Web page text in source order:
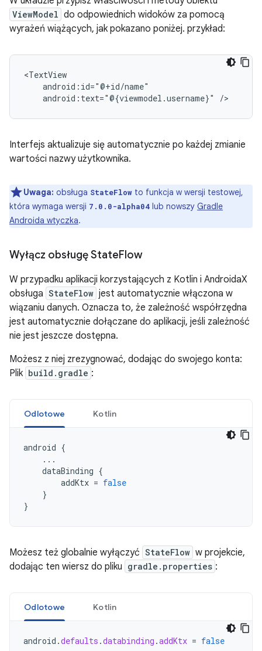
ViewModel do odpowiednich widoków za pomocą
wyrażeń wiążących, jak pokazano poniżej. przykład:
android:text="@{viewmodel.username}"
Interfejs aktualizuje się automatycznie po każdej zmianie
wartości nazwy użytkownika.
Uwaga: obsługa StateFlow to funkcja w wersji testowej,
która wymaga wersji 7.0.0-alpha04 lub nowszy Gradle
Androida wtyczka.
Wyłącz obsługę StateFlow
W przypadku aplikacji korzystających z Kotlin i AndroidaX
obsługa StateFlow jest automatycznie włączona w
wiązaniu danych. Oznacza to, że zależność współrzędna
jest automatycznie dołączane do aplikacji, jeśli zależność
nie jest jeszcze dostępna.
Możesz z niej zrezygnować, dodając do swojego konta:
Plik build.gradle :
Odlotowe Kotlin
android {
...
dataBinding {
addKtx = false
}
}
Możesz też globalnie wyłączyć StateFlow w projekcie,
dodając ten wiersz do pliku gradle.properties :
Odlotowe Kotlin
android .defaults .databinding .addKtx = false